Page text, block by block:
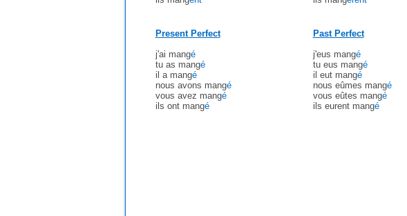
Present Perfect
j'ai mangé
tu as mangé
il a mangé
nous avons mangé
vous avez mangé
ils ont mangé
Past Perfect
j'eus mangé
tu eus mangé
il eut mangé
nous eûmes mangé
vous eûtes mangé
ils eurent mangé